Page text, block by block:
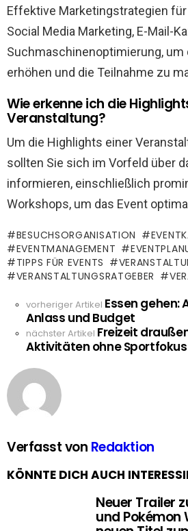
Effektive Marketingstrategien
Social Media Marketing, E-Mail-
Suchmaschinenoptimierung, um
erhöhen und die Teilnahme zu
Wie erkenne ich die
Veranstaltung?
Um die Highlights einer
sollten Sie sich im Vorfeld über
informieren, einschließlich
Workshops, um das Event
BESUCHSORGANISATION
EVENTMANAGEMENT
TIPPS FÜR EVENTS
VERANSTALTUNGSRATGEBER
See
more
vorheriger Artikel Essen gehen:
Anlass und Budget
nächster Artikel Freizeit
Aktivitäten ohne Sportfokus
Verfasst von Redaktion
KÖNNTE DICH AUCH
Neuer Trailer
und Pokémon